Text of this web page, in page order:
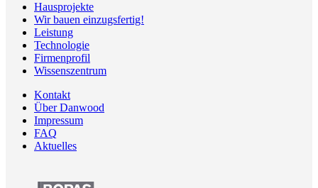
Hausprojekte
Wir bauen einzugsfertig!
Leistung
Technologie
Firmenprofil
Wissenszentrum
Kontakt
Über Danwood
Impressum
FAQ
Aktuelles